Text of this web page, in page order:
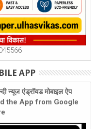
APP
न्यूज एंड्रॉयड मोबाइल ऐप
the App from Google